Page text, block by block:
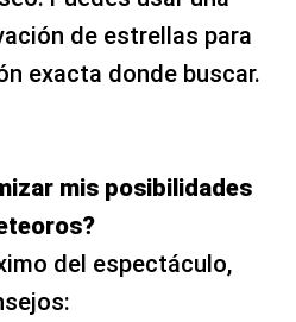
de estrellas para
exacta donde buscar.
mis posibilidades
del espectáculo,